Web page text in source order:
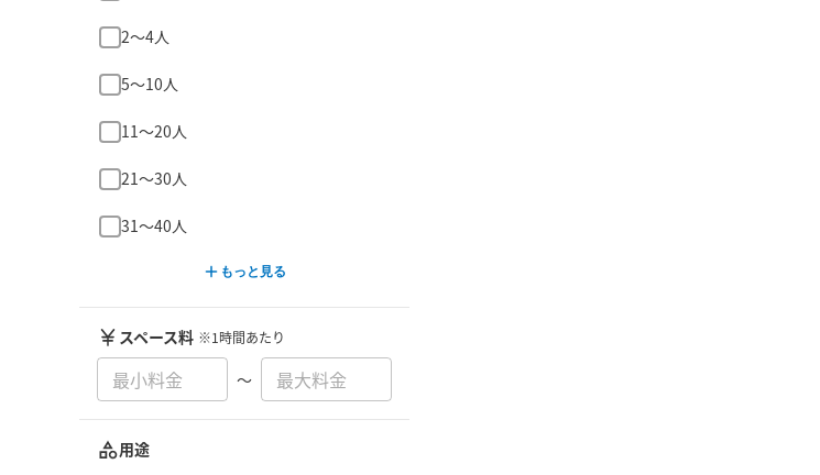
2〜4人
5〜10人
11〜20人
21〜30人
31〜40人
もっと見る
スペース料 ※1時間あたり
〜
用途